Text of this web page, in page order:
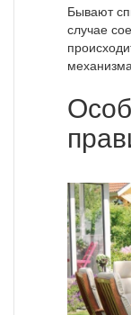
Бывают
случае